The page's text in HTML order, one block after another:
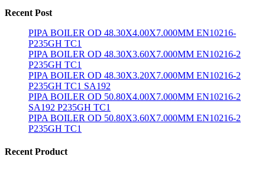
Recent Post
PIPA BOILER OD 48.30X4.00X7.000MM EN10216-
P235GH TC1
PIPA BOILER OD 48.30X3.60X7.000MM EN10216-2
P235GH TC1
PIPA BOILER OD 48.30X3.20X7.000MM EN10216-2
P235GH TC1 SA192
PIPA BOILER OD 50.80X4.00X7.000MM EN10216-2
SA192 P235GH TC1
PIPA BOILER OD 50.80X3.60X7.000MM EN10216-2
P235GH TC1
Recent Product